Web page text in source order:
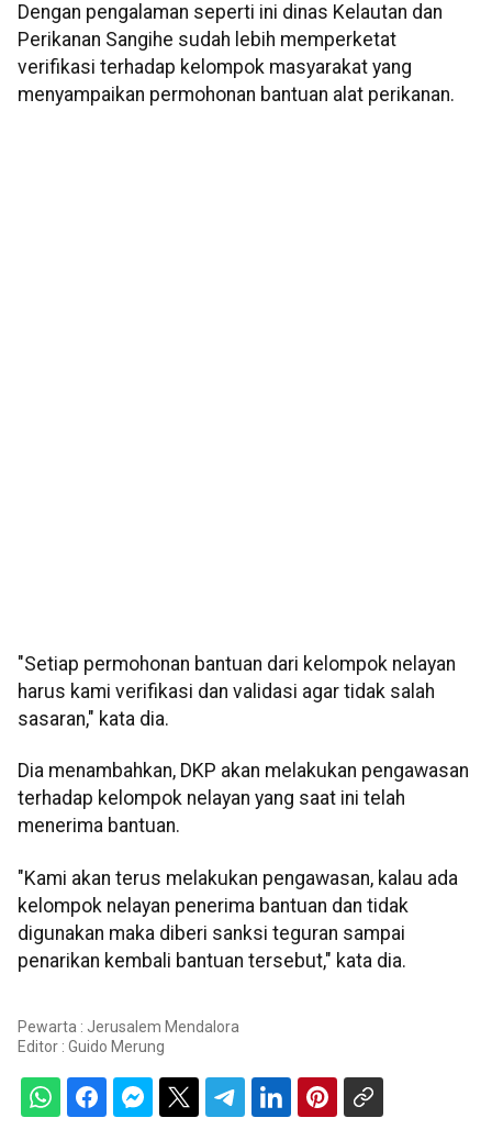
Dengan pengalaman seperti ini dinas Kelautan dan
Perikanan Sangihe sudah lebih memperketat
verifikasi terhadap kelompok masyarakat yang
menyampaikan permohonan bantuan alat perikanan.
"Setiap permohonan bantuan dari kelompok nelayan
harus kami verifikasi dan validasi agar tidak salah
sasaran," kata dia.
Dia menambahkan, DKP akan melakukan pengawasan
terhadap kelompok nelayan yang saat ini telah
menerima bantuan.
"Kami akan terus melakukan pengawasan, kalau ada
kelompok nelayan penerima bantuan dan tidak
digunakan maka diberi sanksi teguran sampai
penarikan kembali bantuan tersebut," kata dia.
Pewarta : Jerusalem Mendalora
Editor : Guido Merung